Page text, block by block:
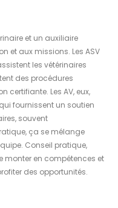
et un auxiliaire
et aux missions. Les ASV
les vétérinaires
des procédures
certifiante. Les AV, eux,
fournissent un soutien
souvent
ça se mélange
Conseil pratique,
monter en compétences et
des opportunités.